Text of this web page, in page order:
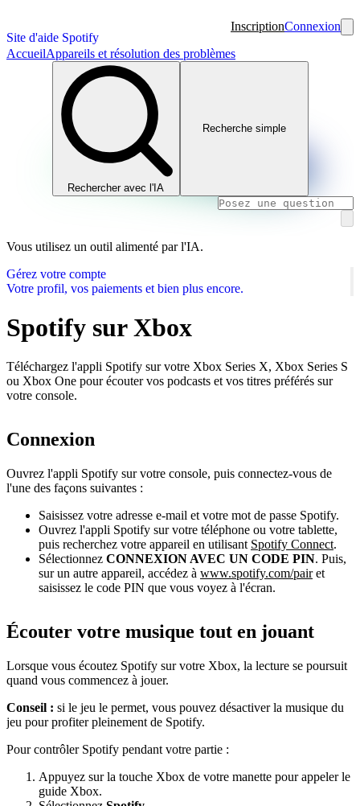
Site d'aide Spotify
InscriptionConnexion
AccueilAppareils et résolution des problèmes
Rechercher avec l'IA
Recherche simple
Vous utilisez un outil alimenté par l'IA.
Gérez votre compte
Votre profil, vos paiements et bien plus encore.
Spotify sur Xbox
Téléchargez l'appli Spotify sur votre Xbox Series X, Xbox Series S
ou Xbox One pour écouter vos podcasts et vos titres préférés sur
votre console.
Connexion
Ouvrez l'appli Spotify sur votre console, puis connectez-vous de
l'une des façons suivantes :
Saisissez votre adresse e-mail et votre mot de passe Spotify.
Ouvrez l'appli Spotify sur votre téléphone ou votre tablette,
puis recherchez votre appareil en utilisant Spotify Connect.
Sélectionnez CONNEXION AVEC UN CODE PIN. Puis,
sur un autre appareil, accédez à www.spotify.com/pairet
saisissez le code PIN que vous voyez à l'écran.
Écouter votre musique tout en jouant
Lorsque vous écoutez Spotify sur votre Xbox, la lecture se poursuit
quand vous commencez à jouer.
Conseil : si le jeu le permet, vous pouvez désactiver la musique du
jeu pour profiter pleinement de Spotify.
Pour contrôler Spotify pendant votre partie :
Appuyez sur la touche Xbox de votre manette pour appeler le
guide Xbox.